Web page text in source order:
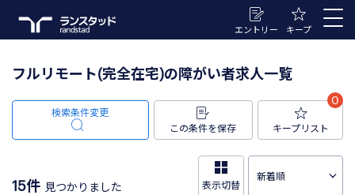
キープ
エントリー
フルリモート(完全在宅)の障がい者求人一覧
検索条件変更
この条件を保存
キープリスト
0
15件 見つかりました 表示切替